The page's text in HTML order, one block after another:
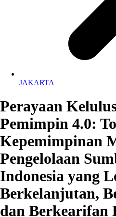
JAKARTA
Perayaan
Pemimpin 4.0:
Kepemimpinan
Pengelolaan
Indonesia yang
Berkelanjutan,
dan Berkearifan